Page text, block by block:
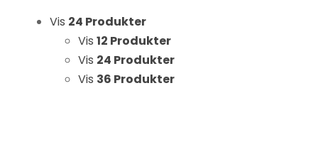
Vis 24 Produkter
Vis 12 Produkter
Vis 24 Produkter
Vis 36 Produkter
nægter disse
forsvinder